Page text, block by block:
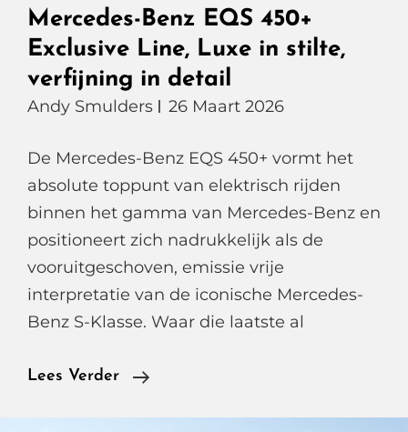
Mercedes-Benz EQS 450+
Exclusive Line, Luxe in stilte,
verfijning in detail
Andy Smulders 26 Maart 2026
De Mercedes-Benz EQS 450+ vormt het
absolute toppunt van elektrisch rijden
binnen het gamma van Mercedes-Benz en
positioneert zich nadrukkelijk als de
vooruitgeschoven, emissie vrije
interpretatie van de iconische Mercedes-
Benz S-Klasse. Waar die laatste al
Lees Verder
Mercedes-